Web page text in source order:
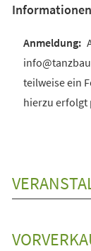
Informationen
teilweise ein
hierzu erfolgt